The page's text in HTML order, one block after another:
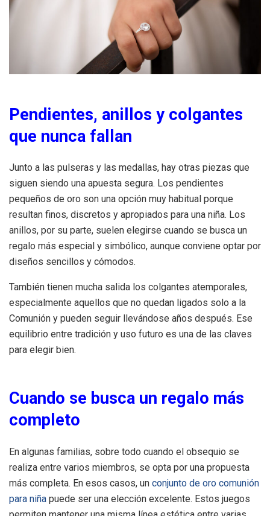
Pendientes, anillos y colgantes
que nunca fallan
Junto a las pulseras y las medallas, hay otras piezas que
siguen siendo una apuesta segura. Los pendientes
pequeños de oro son una opción muy habitual porque
resultan finos, discretos y apropiados para una niña. Los
anillos, por su parte, suelen elegirse cuando se busca un
regalo más especial y simbólico, aunque conviene optar por
diseños sencillos y cómodos.
También tienen mucha salida los colgantes atemporales,
especialmente aquellos que no quedan ligados solo a la
Comunión y pueden seguir llevándose años después. Ese
equilibrio entre tradición y uso futuro es una de las claves
para elegir bien.
Cuando se busca un regalo más
completo
En algunas familias, sobre todo cuando el obsequio se
realiza entre varios miembros, se opta por una propuesta
más completa. En esos casos, un conjunto de oro comunión
para niña puede ser una elección excelente. Estos juegos